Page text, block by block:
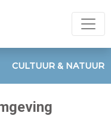
CULTUUR & NATUUR